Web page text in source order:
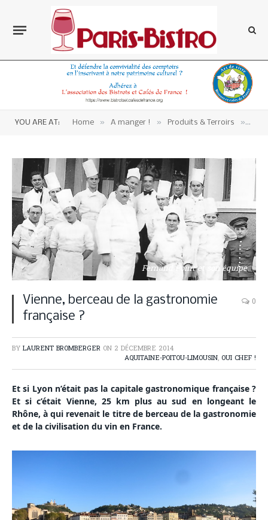
YOU ARE AT: Home » A manger ! » Produits & Terroirs »
Fernand Point et son équipe
Vienne, berceau de la gastronomie
française ?
0
BY LAURENT BROMBERGER ON 2 DÉCEMBRE 2014
AQUITAINE-POITOU-LIMOUSIN, OUI CHEF !
Et si Lyon n’était pas la capitale gastronomique française ?
Et si c’était Vienne, 25 km plus au sud en longeant le
Rhône, à qui revenait le titre de berceau de la gastronomie
et de la civilisation du vin en France.